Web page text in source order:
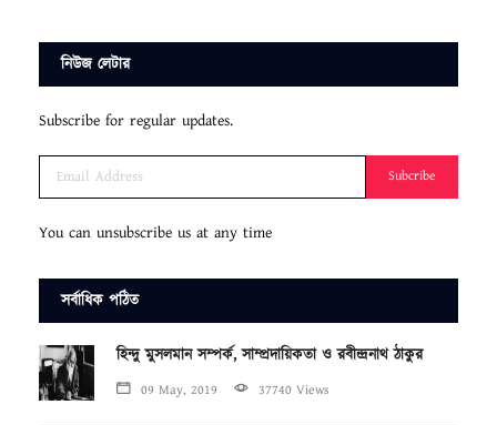
নিউজ লেটার
Subscribe for regular updates.
Subcribe
You can unsubscribe us at any time
সর্বাধিক পঠিত
হিন্দু মুসলমান সম্পর্ক, সাম্প্রদায়িকতা ও রবীন্দ্রনাথ ঠাকুর
09 May, 2019 37740 Views